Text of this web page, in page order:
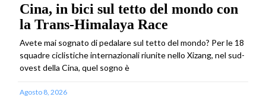
Cina, in bici sul tetto del mondo con
la Trans-Himalaya Race
Avete mai sognato di pedalare sul tetto del mondo? Per le 18
squadre ciclistiche internazionali riunite nello Xizang, nel sud-
ovest della Cina, quel sogno è
Agosto 8, 2026